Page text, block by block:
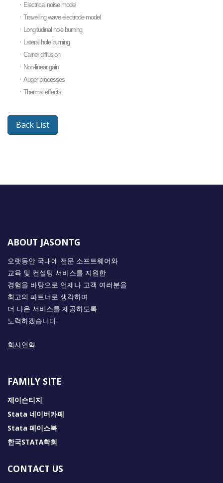
ㆍElectrical noise model
ㆍTravelling wave electrode model
ㆍLongitudinal hole burning
ㆍLateral hole burning
ㆍCarrier diffusion
ㆍNon-linear gain
ㆍAuger processes
ㆍThermal effects
Back List
ABOUT JASONTG
오랫동안 국내에 전문 소프트웨어와
교육 및 컨설팅 서비스를 지원한
경험을 바탕으로 언제나 고객 여러분을
최고의 파트너로 생각하며
더 나은 서비스를 제공하도록
노력하겠습니다.
회사연혁
FAMILY SITE
제이슨티지
Stata 네이버카페
Stata 페이스북
한국STATA학회
CONTACT US